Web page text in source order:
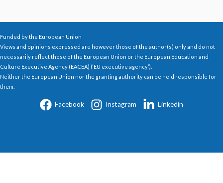
Funded by the European Union
Views and opinions expressed are however those of the author(s) only and do not
necessarily reflect those of the European Union or the European Education and
Culture Executive Agency (EACEA) (‘EU executive agency’).
Neither the European Union nor the granting authority can be held responsible for
them.
Facebook Instagram Linkedin